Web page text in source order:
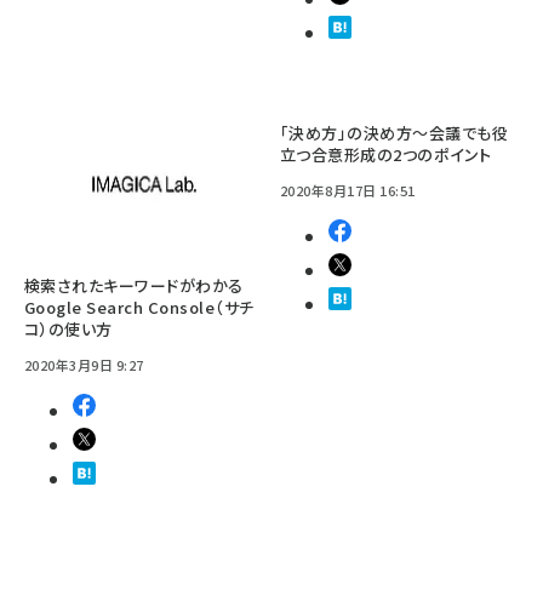
検索されたキーワードがわかる
Google Search Console（サチ
コ）の使い方
2020年3月9日 9:27
「決め方」の決め方〜会議でも役
立つ合意形成の2つのポイント
2020年8月17日 16:51